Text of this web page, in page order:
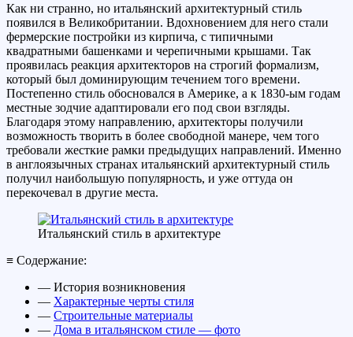
Как ни странно, но итальянский архитектурный стиль
появился в Великобритании. Вдохновением для него стали
фермерские постройки из кирпича, с типичными
квадратными башенками и черепичными крышами. Так
проявилась реакция архитекторов на строгий формализм,
который был доминирующим течением того времени.
Постепенно стиль обосновался в Америке, а к 1830-ым годам
местные зодчие адаптировали его под свои взгляды.
Благодаря этому направлению, архитекторы получили
возможность творить в более свободной манере, чем того
требовали жесткие рамки предыдущих направлений. Именно
в англоязычных странах итальянский архитектурный стиль
получил наибольшую популярность, и уже оттуда он
перекочевал в другие места.
Итальянский стиль в архитектуре
≡ Содержание:
— История возникновения
— Характерные черты стиля
— Строительные материалы
— Дома в итальянском стиле — фото